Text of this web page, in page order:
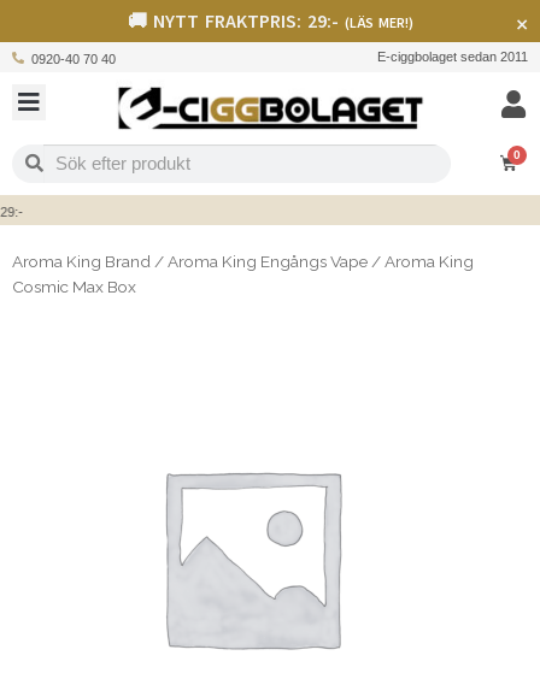
🚚 NYTT FRAKTPRIS: 29:- (LÄS MER!) ×
0920-40 70 40 E-ciggbolaget sedan 2011
0
Aroma King Brand /Aroma King Engångs Vape /Aroma King
Cosmic Max Box